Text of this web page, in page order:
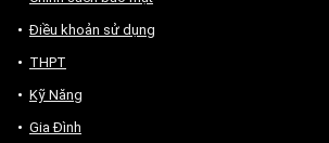
Điều khoản sử dụng
THPT
Kỹ Năng
Gia Đình